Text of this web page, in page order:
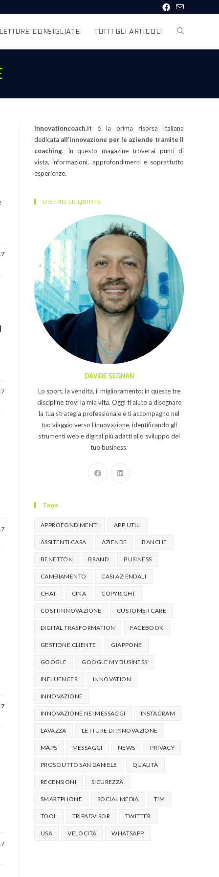
CONSIGLIATE TUTTI GLI ARTICOLI
Innovationcoach.it è la prima risorsa italiana
dedicata all’innovazione per le aziende tramite il
coaching. In questo magazine troverai punti di
vista, informazioni, approfondimenti e soprattutto
esperienze.
DIETRO LE QUINTE
DAVIDE SEGNAN
Lo sport, la vendita, il miglioramento: in queste tre
discipline trovi la mia vita. Oggi ti aiuto a disegnare
la tua strategia professionale e ti accompagno nel
tuo viaggio verso l'innovazione, identificando gli
strumenti web e digital più adatti allo sviluppo del
tuo business.
Tags
APPROFONDIMENTI APP UTILI
ASSITENTI CASA AZIENDE BANCHE
BENETTON BRAND BUSINESS
CAMBIAMENTO CASI AZIENDALI
CHAT CINA COPYRIGHT
COSTI INNOVAZIONE CUSTOMER CARE
DIGITAL TRASFORMATION FACEBOOK
GESTIONE CLIENTE GIAPPONE
GOOGLE GOOGLE MY BUSINESS
INFLUENCER INNOVATION
INNOVAZIONE
INNOVAZIONE NEI MESSAGGI INSTAGRAM
LAVAZZA LETTURE DI INNOVAZIONE
MAPS MESSAGGI NEWS PRIVACY
PROSCIUTTO SAN DANIELE QUALITÀ
RECENSIONI SICUREZZA
SMARTPHONE SOCIAL MEDIA TIM
TOOL TRIPADVISOR TWITTER
USA VELOCITÀ WHATSAPP